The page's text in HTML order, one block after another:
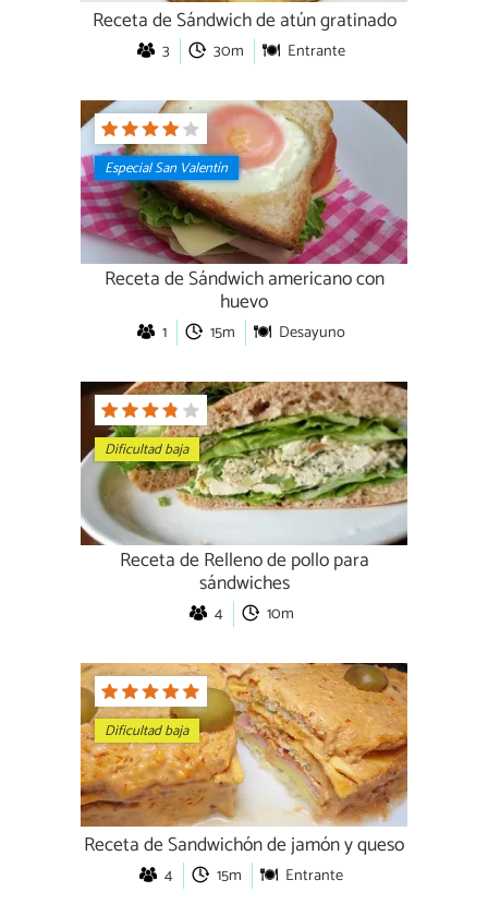
Receta de Sándwich de atún gratinado
3 30m Entrante
Especial San Valentín
Receta de Sándwich americano con
huevo
1 15m Desayuno
Dificultad baja
Receta de Relleno de pollo para
sándwiches
4 10m
Dificultad baja
Receta de Sandwichón de jamón y queso
4 15m Entrante